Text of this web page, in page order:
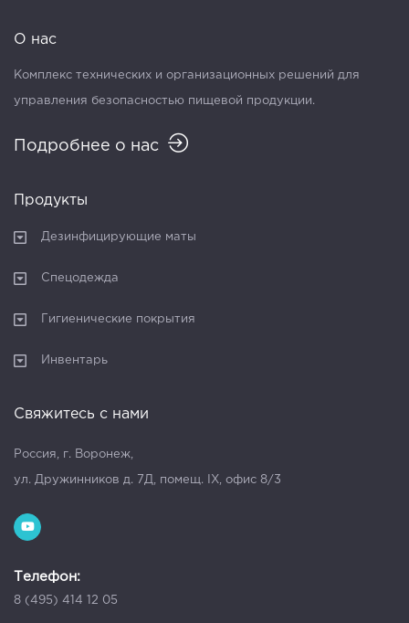
О нас
Комплекс технических и организационных решений для
управления безопасностью пищевой продукции.
Подробнее о нас
Продукты
Дезинфицирующие маты
Спецодежда
Гигиенические покрытия
Инвентарь
Свяжитесь с нами
Россия, г. Воронеж,
ул. Дружинников д. 7Д, помещ. IX, офис 8/3
Телефон:
8 (495) 414 12 05